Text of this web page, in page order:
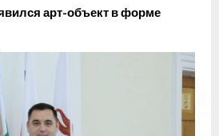
арт-объект в форме